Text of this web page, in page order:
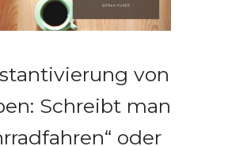
von
Schreibt man
oder